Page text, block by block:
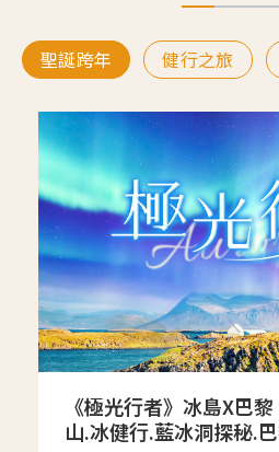
聖誕跨年 健行之旅
《極光行者》冰島X巴
山.冰健行.藍冰洞探秘.